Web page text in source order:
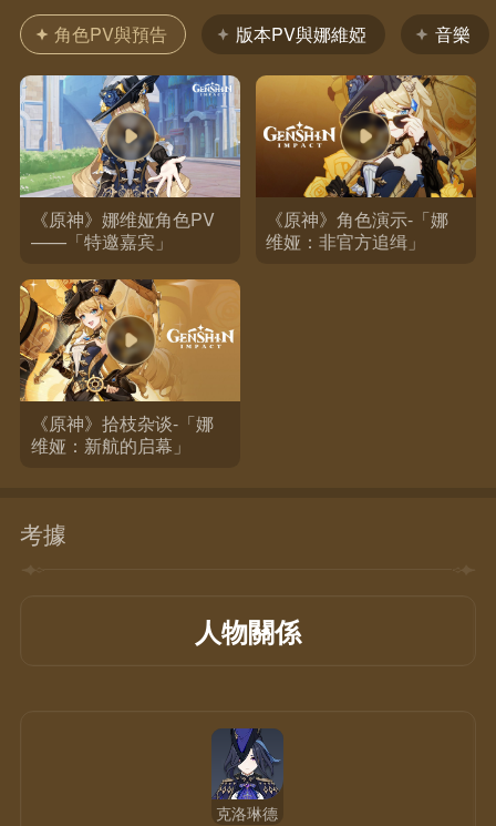
角色PV與預告 版本PV與娜維婭 音樂
《原神》娜维娅角色PV
——「特邀嘉宾」
《原神》角色演示-「娜
维娅：非官方追缉」
《原神》拾枝杂谈-「娜
维娅：新航的启幕」
考據
人物關係
克洛琳德